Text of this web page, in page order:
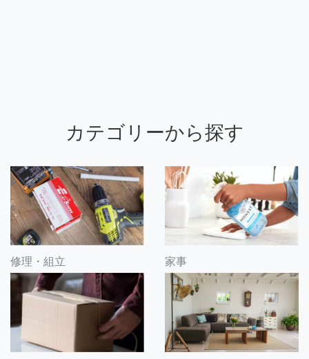
カテゴリーから探す
修理・組立 家事